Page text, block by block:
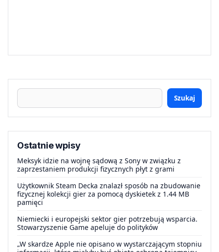
Szukaj
Ostatnie wpisy
Meksyk idzie na wojnę sądową z Sony w związku z
zaprzestaniem produkcji fizycznych płyt z grami
Użytkownik Steam Decka znalazł sposób na zbudowanie
fizycznej kolekcji gier za pomocą dyskietek z 1.44 MB
pamięci
Niemiecki i europejski sektor gier potrzebują wsparcia.
Stowarzyszenie Game apeluje do polityków
„W skardze Apple nie opisano w wystarczającym stopniu